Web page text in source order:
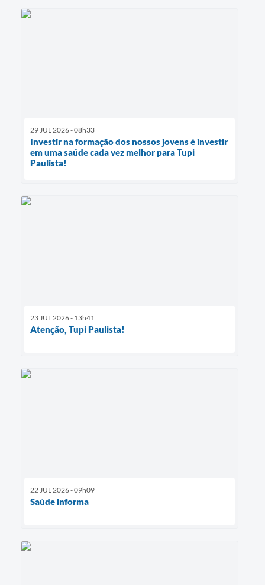
29 JUL 2026 - 08h33
Investir na formação dos nossos jovens é investir
em uma saúde cada vez melhor para Tupi
Paulista!
23 JUL 2026 - 13h41
Atenção, Tupi Paulista!
22 JUL 2026 - 09h09
Saúde informa